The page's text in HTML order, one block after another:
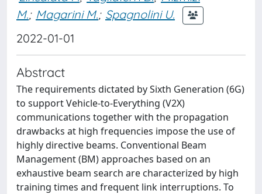
M.; Magarini M.; Spagnolini U.
2022-01-01
Abstract
The requirements dictated by Sixth Generation (6G)
to support Vehicle-to-Everything (V2X)
communications together with the propagation
drawbacks at high frequencies impose the use of
highly directive beams. Conventional Beam
Management (BM) approaches based on an
exhaustive beam search are characterized by high
training times and frequent link interruptions. To